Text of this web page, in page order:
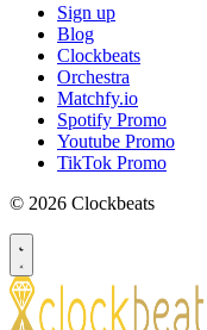
Sign up
Blog
Clockbeats
Orchestra
Matchfy.io
Spotify Promo
Youtube Promo
TikTok Promo
© 2026 Clockbeats